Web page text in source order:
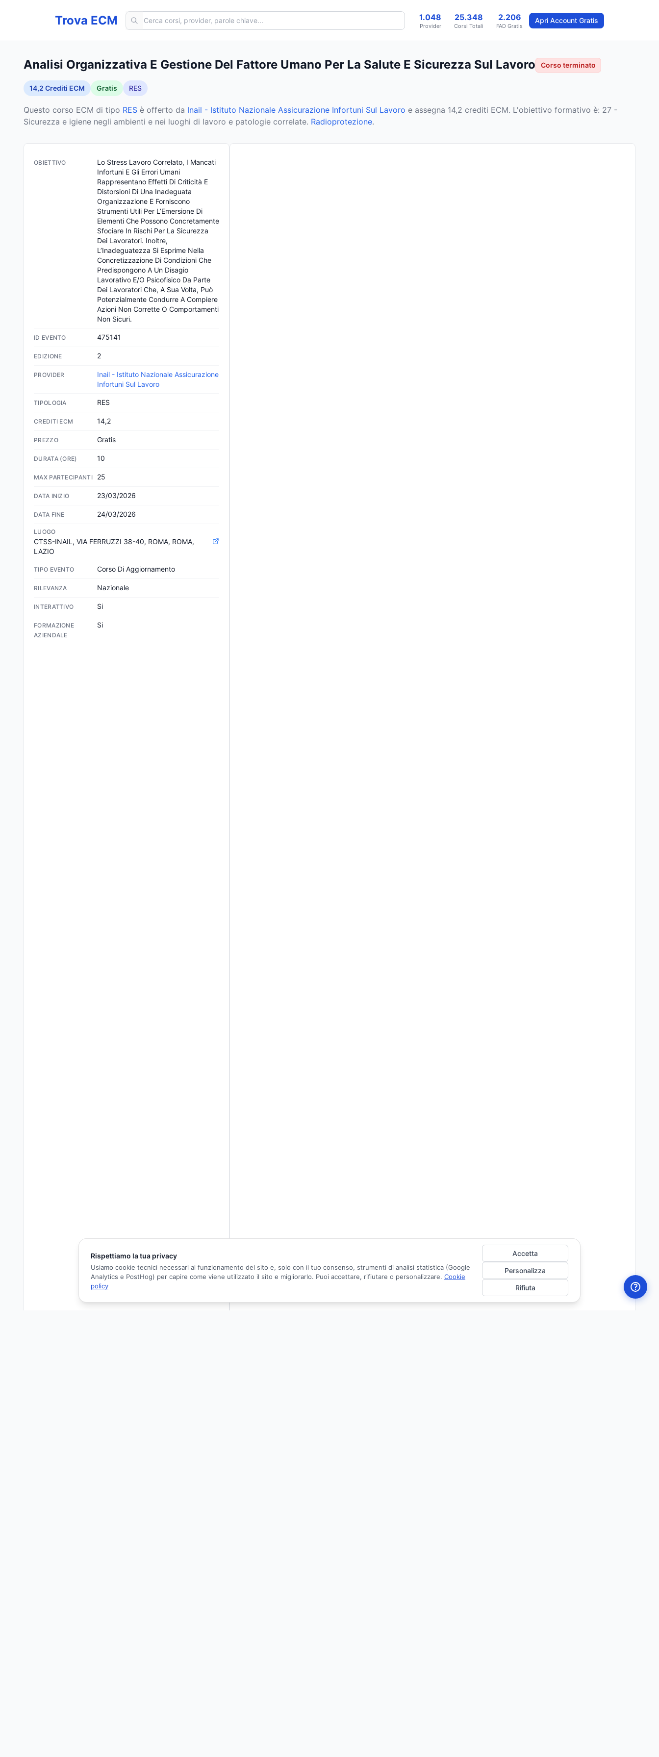
Trova ECM Cerca corsi ECM 1.048
Provider
25.348
Corsi Totali
2.206
FAD Gratis
Apri Account Gratis
Analisi Organizzativa E Gestione Del Fattore Umano Per La Salute E Sicurezza Sul Lavoro Corso terminato
14,2 Crediti ECM Gratis RES
Questo corso ECM di tipo RES è offerto da Inail - Istituto Nazionale Assicurazione Infortuni Sul Lavoro e assegna 14,2 crediti ECM. L'obiettivo formativo è: 27 -
Sicurezza e igiene negli ambienti e nei luoghi di lavoro e patologie correlate. Radioprotezione.
OBIETTIVO
Lo Stress Lavoro Correlato, I Mancati
Infortuni E Gli Errori Umani
Rappresentano Effetti Di Criticità E
Distorsioni Di Una Inadeguata
Organizzazione E Forniscono
Strumenti Utili Per L’Emersione Di
Elementi Che Possono Concretamente
Sfociare In Rischi Per La Sicurezza
Dei Lavoratori. Inoltre,
L’Inadeguatezza Si Esprime Nella
Concretizzazione Di Condizioni Che
Predispongono A Un Disagio
Lavorativo E/O Psicofisico Da Parte
Dei Lavoratori Che, A Sua Volta, Può
Potenzialmente Condurre A Compiere
Azioni Non Corrette O Comportamenti
Non Sicuri.
ID EVENTO 475141
EDIZIONE 2
PROVIDER
Inail - Istituto Nazionale Assicurazione
Infortuni Sul Lavoro
TIPOLOGIA RES
CREDITI ECM 14,2
PREZZO Gratis
DURATA (ORE) 10
MAX PARTECIPANTI 25
DATA INIZIO 23/03/2026
DATA FINE 24/03/2026
LUOGO
CTSS-INAIL, VIA FERRUZZI 38-40, ROMA, ROMA,
LAZIO
TIPO EVENTO Corso Di Aggiornamento
RILEVANZA Nazionale
INTERATTIVO Si
FORMAZIONE
AZIENDALE
Si
Rispettiamo la tua privacy
Usiamo cookie tecnici necessari al funzionamento del sito e, solo con il tuo consenso, strumenti di analisi statistica (Google
Analytics e PostHog) per capire come viene utilizzato il sito e migliorarlo. Puoi accettare, rifiutare o personalizzare. Cookie
policy
Accetta
Personalizza
Rifiuta